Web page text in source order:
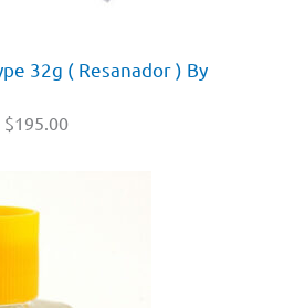
32g ( Resanador ) By
$195.00